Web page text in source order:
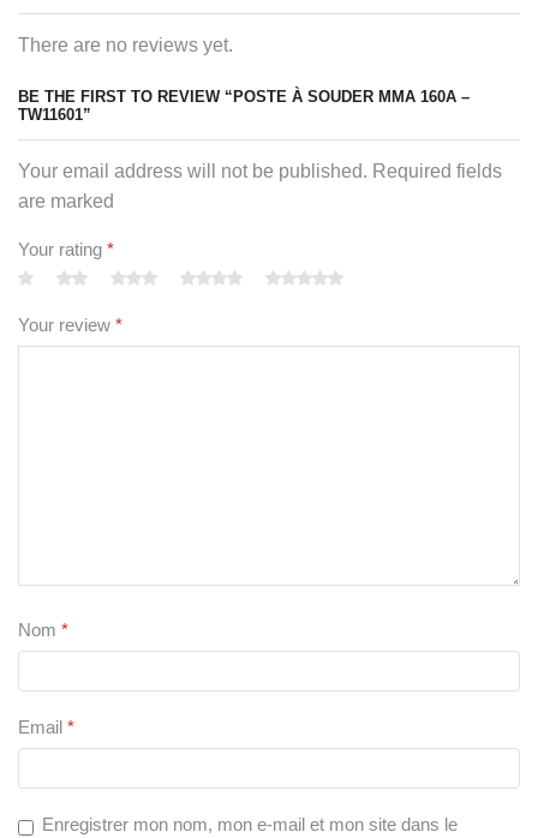
There are no reviews yet.
BE THE FIRST TO REVIEW “POSTE À SOUDER MMA 160A –
TW11601”
Your email address will not be published. Required fields
are marked
Your rating *
Your review *
Nom *
Email *
Enregistrer mon nom, mon e-mail et mon site dans le